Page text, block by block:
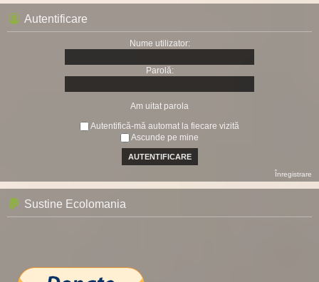
Autentificare
Nume utilizator:
Parolă:
Am uitat parola
Autentifică-mă automat la fiecare vizită
Ascunde pe mine
Înregistrare
Sustine Ecolomania